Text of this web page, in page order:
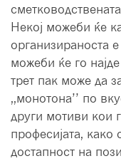
Некој можеби ќе
организираноста
можеби ќе го
трет пак може да
,,монотона’’ по
други мотиви кои
професијата, како
достапност на